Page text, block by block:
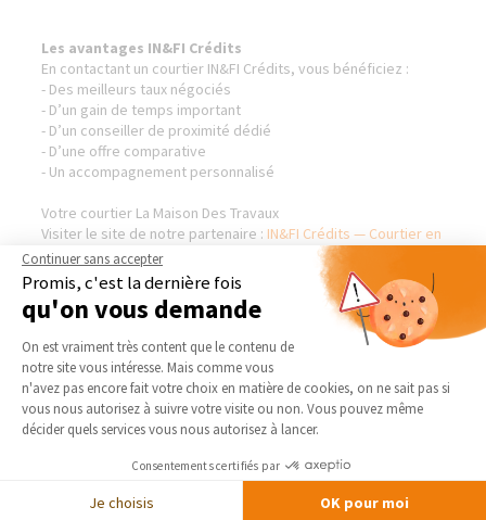
Les avantages IN&FI Crédits
En contactant un courtier IN&FI Crédits, vous bénéficiez :
- Des meilleurs taux négociés
- D’un gain de temps important
- D’un conseiller de proximité dédié
- D’une offre comparative
- Un accompagnement personnalisé
Votre courtier La Maison Des Travaux
Visiter le site de notre partenaire : IN&FI Crédits — Courtier en
Financement
AGENCE DE MERIGNIES
Qui sommes-nous
Actualités
Notre charte qualité
Trouver une agence
NOS DOMAINES
D’INTERVENTION
EXTENSION
RÉNOVATION INTÉRIEURE
TRAVAUX EXTÉRIEURS
NOS PARTENAIRES
Continuer sans accepter
Promis, c'est la dernière fois
qu'on vous demande
Plateforme de Gestion du
On est vraiment très content que le contenu de
notre site vous intéresse. Mais comme vous
n'avez pas encore fait votre choix en matière de cookies, on ne sait pas si
vous nous autorisez à suivre votre visite ou non. Vous pouvez même
décider quels services vous nous autorisez à lancer.
Consentements certifiés par
Je choisis OK pour moi
Axeptio consent